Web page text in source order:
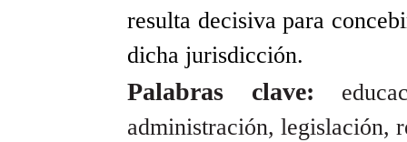
resulta decisiva para
dicha jurisdicción.
Palabras clave:
administración, legislación,